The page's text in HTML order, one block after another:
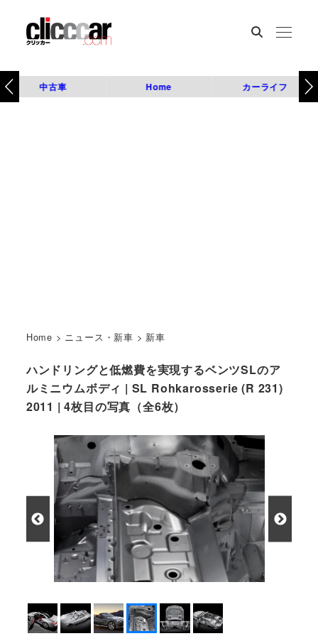
中古車 Home カーライフ
Home > ニュース・新車 > 新車
ハンドリングと低燃費を実現するベンツSLのア
ルミニウムボディ | SL Rohkarosserie (R 231)
2011 | 4枚目の写真（全6枚）